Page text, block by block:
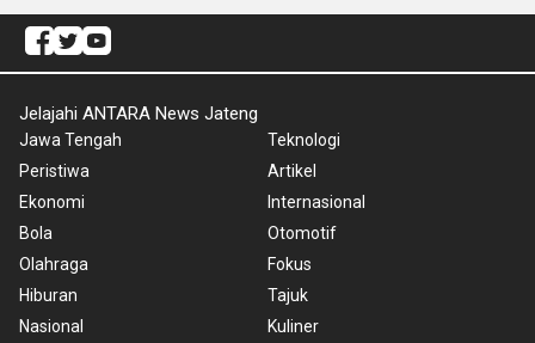
Jelajahi ANTARA News Jateng
Jawa Tengah
Peristiwa
Ekonomi
Bola
Olahraga
Hiburan
Nasional
Teknologi
Artikel
Internasional
Otomotif
Fokus
Tajuk
Kuliner